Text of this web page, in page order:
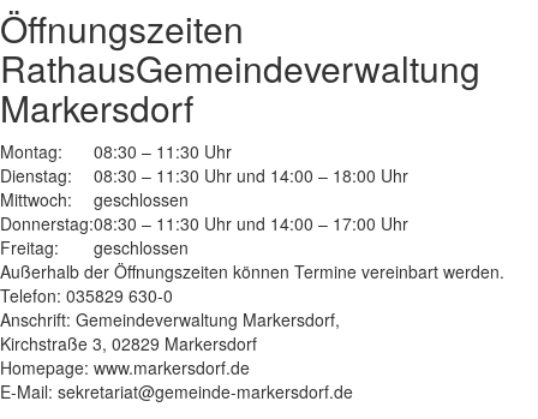
Öffnungszeiten
RathausGemeindeverwaltung
Markersdorf
Montag:
08:30 – 11:30 Uhr
Dienstag:
08:30 – 11:30 Uhr und 14:00 – 18:00 Uhr
Mittwoch:
geschlossen
Donnerstag:08:30 – 11:30 Uhr und 14:00 – 17:00 Uhr
Freitag:
geschlossen
Außerhalb der Öffnungszeiten können Termine vereinbart werden.
Telefon: 035829 630-0
Anschrift: Gemeindeverwaltung Markersdorf,
Kirchstraße 3, 02829 Markersdorf
Homepage: www.markersdorf.de
E-Mail: sekretariat@gemeinde-markersdorf.de